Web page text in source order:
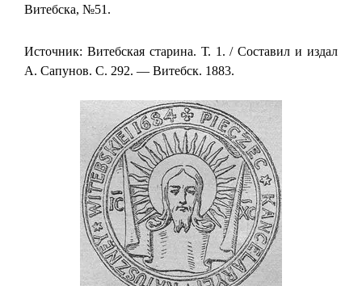
Витебска, №51.
Источник: Витебская старина. Т. 1. / Составил и издал
А. Сапунов. C. 292. — Витебск. 1883.